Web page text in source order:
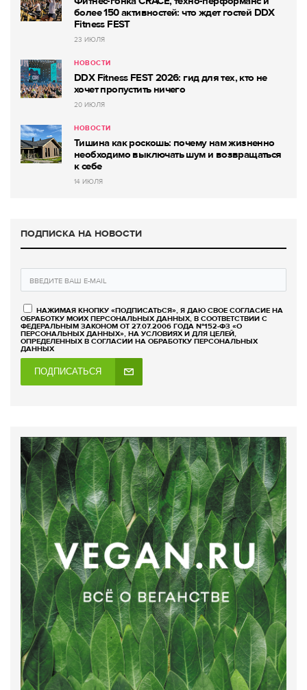
более 150 активностей: что ждет гостей DDX
Fitness FEST
23 ИЮЛЯ
НОВОСТИ
DDX Fitness FEST 2026: гид для тех, кто не
хочет пропустить ничего
20 ИЮЛЯ
НОВОСТИ
Тишина как роскошь: почему нам жизненно
необходимо выключать шум и возвращаться
к себе
14 ИЮЛЯ
ПОДПИСКА НА НОВОСТИ
НАЖИМАЯ КНОПКУ «ПОДПИСАТЬСЯ», Я ДАЮ СВОЕ СОГЛАСИЕ НА
ОБРАБОТКУ МОИХ ПЕРСОНАЛЬНЫХ ДАННЫХ, В СООТВЕТСТВИИ С
ФЕДЕРАЛЬНЫМ ЗАКОНОМ ОТ 27.07.2006 ГОДА №152-ФЗ «О
ПЕРСОНАЛЬНЫХ ДАННЫХ», НА УСЛОВИЯХ И ДЛЯ ЦЕЛЕЙ,
ОПРЕДЕЛЕННЫХ В СОГЛАСИИ НА ОБРАБОТКУ ПЕРСОНАЛЬНЫХ
ДАННЫХ
ПОДПИСАТЬСЯ